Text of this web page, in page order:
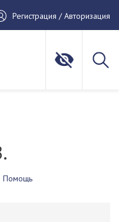
Регистрация / Авторизация
Помощь